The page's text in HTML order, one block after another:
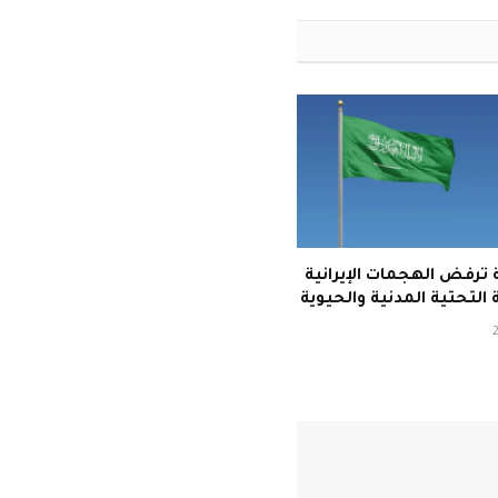
ترفض الهجمات الإيرانية
التحتية المدنية والحيوية